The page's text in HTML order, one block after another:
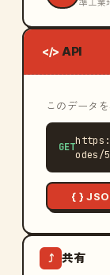
準工業
</> API
このデータ
GET
odes/
{ }
⤴ 共有